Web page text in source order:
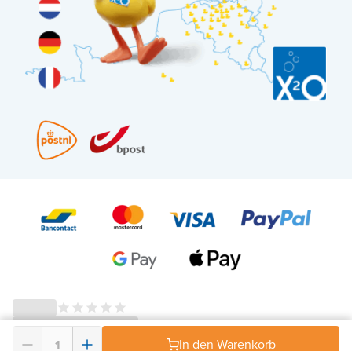
In den Warenkorb
© 2026 - X²O Badezimmer – USt-IdNr: BE0627.861.895-AGB Widerrufsrecht